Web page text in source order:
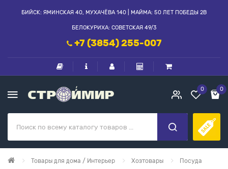
БИЙСК: ЯМИНСКАЯ 40, МУХАЧЁВА 140 | МАЙМА: 50 ЛЕТ ПОБЕДЫ 2В
БЕЛОКУРИХА: СОВЕТСКАЯ 49/3
+7 (3854) 255-007
0 0
Товары для дома / Интерьер Хозтовары
Посуда